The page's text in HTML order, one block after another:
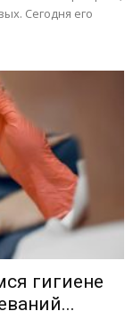
Сегодня его
гигиене